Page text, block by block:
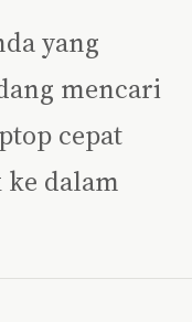
yang
mencari
cepat
dalam